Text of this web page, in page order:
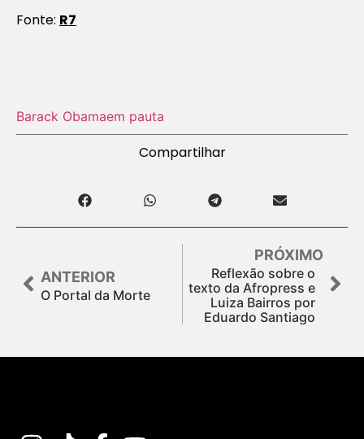
Fonte: R7
Barack Obamaem pauta
Compartilhar
ANTERIOR
O Portal da Morte
PRÓXIMO
Reflexão sobre o
texto da Afropress e
Luiza Bairros por
Eduardo Santiago